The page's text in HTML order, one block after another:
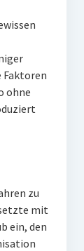
ohne
zu
mit
ein, den